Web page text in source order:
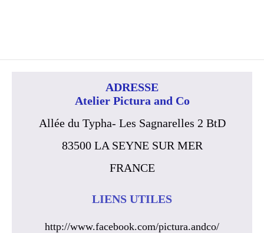
ADRESSE
Atelier Pictura and Co
Allée du Typha- Les Sagnarelles 2 BtD
83500 LA SEYNE SUR MER
FRANCE
LIENS UTILES
http://www.facebook.com/pictura.andco/